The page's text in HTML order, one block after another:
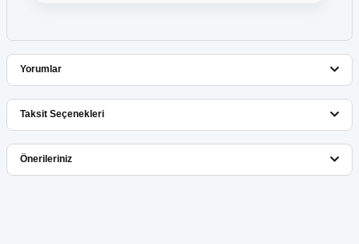
Yorumlar
Bu ürüne ilk yorumu siz yapın!
Taksit Seçenekleri
Önerileriniz